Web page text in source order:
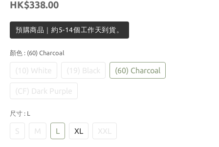
HK$338.00
預購商品｜約5-14個工作天到貨。
顏色 : (60) Charcoal
(10) White (19) Black (60) Charcoal
(CF) Dark Purple
尺寸 : L
S M L XL XXL